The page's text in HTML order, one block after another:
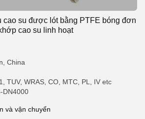
cao su được lót bằng PTFE bóng đơn
cao su linh hoạt
China
TUV, WRAS, CO, MTC, PL, IV etc
DN4000
và vận chuyển